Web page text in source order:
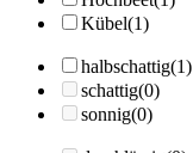
Kübel(1)
halbschattig(1)
schattig(0)
sonnig(0)